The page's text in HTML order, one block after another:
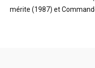
mérite (1987) et